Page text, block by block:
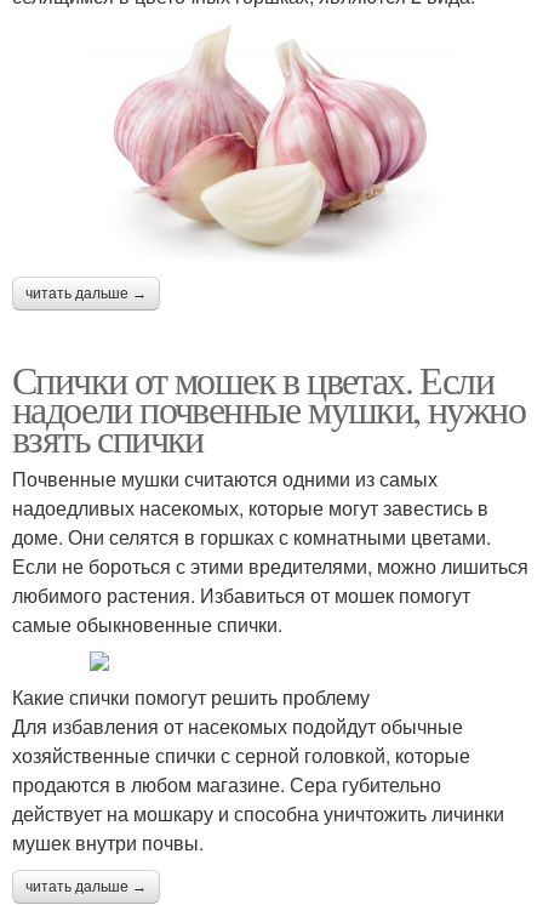
читать дальше →
Спички от мошек в цветах. Если
надоели почвенные мушки, нужно
взять спички
Почвенные мушки считаются одними из самых
надоедливых насекомых, которые могут завестись в
доме. Они селятся в горшках с комнатными цветами.
Если не бороться с этими вредителями, можно лишиться
любимого растения. Избавиться от мошек помогут
самые обыкновенные спички.
Какие спички помогут решить проблему
Для избавления от насекомых подойдут обычные
хозяйственные спички с серной головкой, которые
продаются в любом магазине. Сера губительно
действует на мошкару и способна уничтожить личинки
мушек внутри почвы.
читать дальше →